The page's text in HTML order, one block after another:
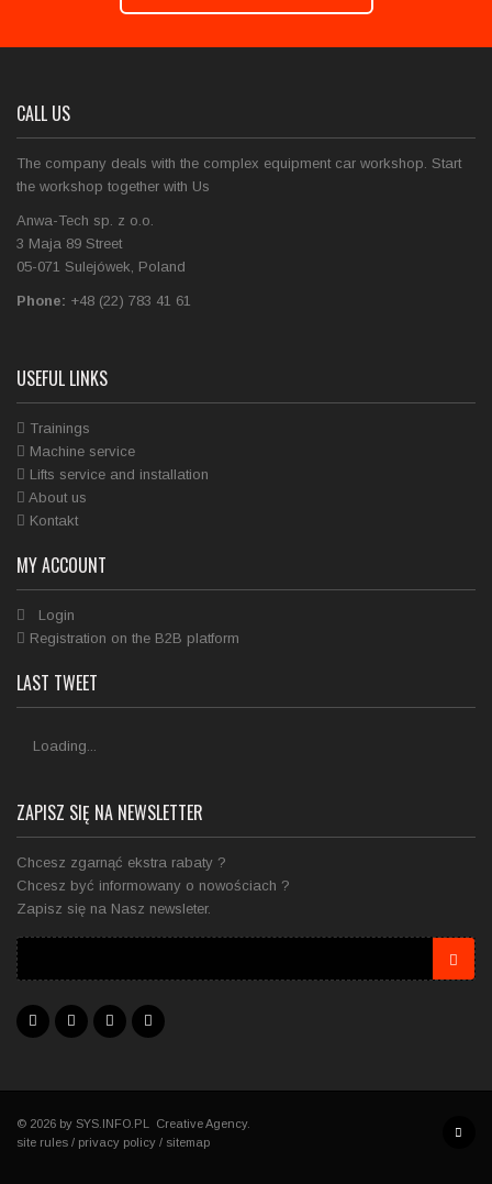
CALL US
The company deals with the complex equipment car workshop. Start
the workshop together with Us
Anwa-Tech sp. z o.o.
3 Maja 89 Street
05-071 Sulejówek, Poland
Phone: +48 (22) 783 41 61
USEFUL LINKS
Trainings
Machine service
Lifts service and installation
About us
Kontakt
MY ACCOUNT
Login
Registration on the B2B platform
LAST TWEET
Loading...
ZAPISZ SIĘ NA NEWSLETTER
Chcesz zgarnąć ekstra rabaty ?
Chcesz być informowany o nowościach ?
Zapisz się na Nasz newsleter.
© 2026 by SYS.INFO.PL
Creative Agency.
site rules / privacy policy / sitemap